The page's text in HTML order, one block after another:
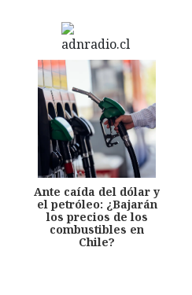
Ante caída del dólar y
el petróleo: ¿Bajarán
los precios de los
combustibles en
Chile?